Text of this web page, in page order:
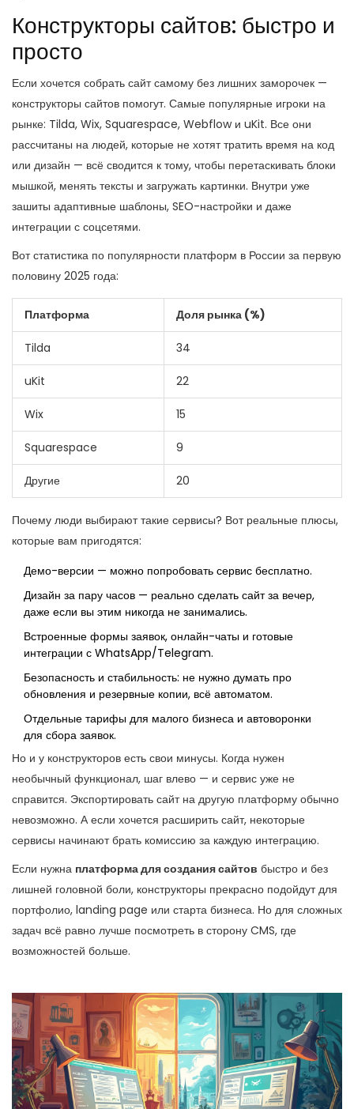
Конструкторы сайтов: быстро и
просто
Если хочется собрать сайт самому без лишних заморочек —
конструкторы сайтов помогут. Самые популярные игроки на
рынке: Tilda, Wix, Squarespace, Webflow и uKit. Все они
рассчитаны на людей, которые не хотят тратить время на код
или дизайн — всё сводится к тому, чтобы перетаскивать блоки
мышкой, менять тексты и загружать картинки. Внутри уже
зашиты адаптивные шаблоны, SEO-настройки и даже
интеграции с соцсетями.
Вот статистика по популярности платформ в России за первую
половину 2025 года:
Платформа Доля рынка (%)
Tilda 34
uKit 22
Wix 15
Squarespace 9
Другие 20
Почему люди выбирают такие сервисы? Вот реальные плюсы,
которые вам пригодятся:
Демо-версии — можно попробовать сервис бесплатно.
Дизайн за пару часов — реально сделать сайт за вечер,
даже если вы этим никогда не занимались.
Встроенные формы заявок, онлайн-чаты и готовые
интеграции с WhatsApp/Telegram.
Безопасность и стабильность: не нужно думать про
обновления и резервные копии, всё автоматом.
Отдельные тарифы для малого бизнеса и автоворонки
для сбора заявок.
Но и у конструкторов есть свои минусы. Когда нужен
необычный функционал, шаг влево — и сервис уже не
справится. Экспортировать сайт на другую платформу обычно
невозможно. А если хочется расширить сайт, некоторые
сервисы начинают брать комиссию за каждую интеграцию.
Если нужна платформа для создания сайтов быстро и без
лишней головной боли, конструкторы прекрасно подойдут для
портфолио, landing page или старта бизнеса. Но для сложных
задач всё равно лучше посмотреть в сторону CMS, где
возможностей больше.